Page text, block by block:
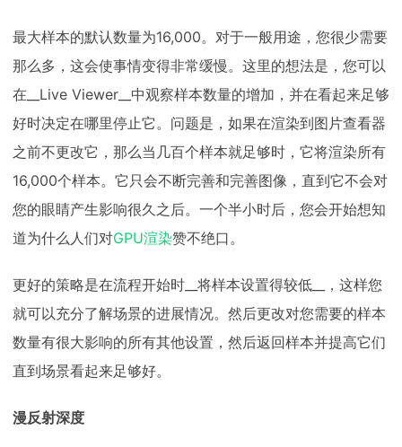
最大样本的默认数量为16,000。对于一般用途，您很少需要
那么多，这会使事情变得非常缓慢。这里的想法是，您可以
在__Live Viewer__中观察样本数量的增加，并在看起来足够
好时决定在哪里停止它。问题是，如果在渲染到图片查看器
之前不更改它，那么当几百个样本就足够时，它将渲染所有
16,000个样本。它只会不断完善和完善图像，直到它不会对
您的眼睛产生影响很久之后。一个半小时后，您会开始想知
道为什么人们对GPU渲染赞不绝口。
更好的策略是在流程开始时__将样本设置得较低__，这样您
就可以充分了解场景的进展情况。然后更改对您需要的样本
数量有很大影响的所有其他设置，然后返回样本并提高它们
直到场景看起来足够好。
漫反射深度